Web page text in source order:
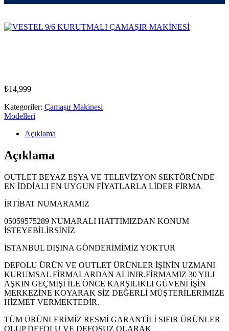
₺14,999
Kategoriler: Çamaşır Makinesi
Modelleri
Açıklama
Açıklama
OUTLET BEYAZ EŞYA VE TELEVİZYON SEKTÖRÜNDE
EN İDDİALI EN UYGUN FİYATLARLA LİDER FİRMA
İRTİBAT NUMARAMIZ
05059575289 NUMARALI HATTIMIZDAN KONUM
İSTEYEBİLİRSİNİZ
İSTANBUL DIŞINA GÖNDERİMİMİZ YOKTUR
DEFOLU ÜRÜN VE OUTLET ÜRÜNLER İŞİNİN UZMANI
KURUMSAL FİRMALARDAN ALINIR.FİRMAMIZ 30 YILI
AŞKIN GEÇMİŞİ İLE ÖNCE KARŞILIKLI GÜVENİ İŞİN
MERKEZİNE KOYARAK SİZ DEĞERLİ MÜŞTERİLERİMİZE
HİZMET VERMEKTEDİR.
TÜM ÜRÜNLERİMİZ RESMİ GARANTİLİ SIFIR ÜRÜNLER
OLUP DEFOLU VE DEFOSUZ OLARAK